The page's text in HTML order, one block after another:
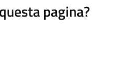
pagina?